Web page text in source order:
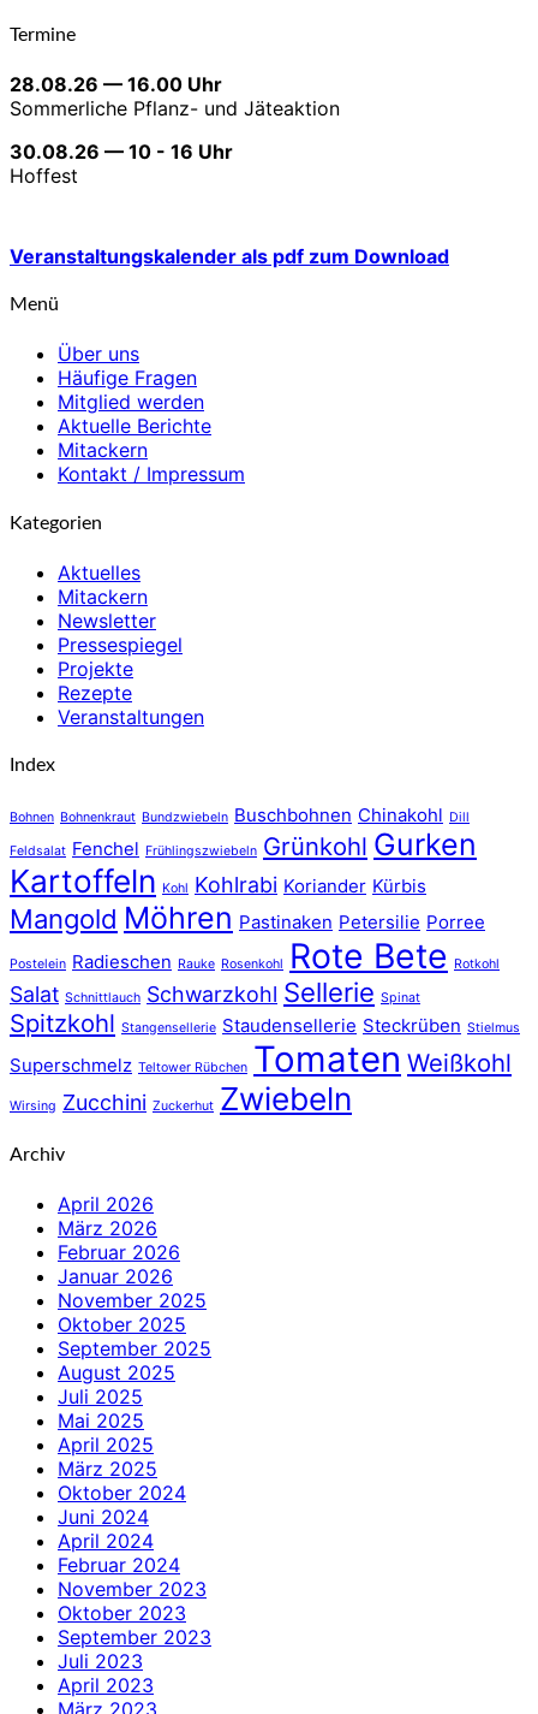
Termine
28.08.26 — 16.00 Uhr
Sommerliche Pflanz- und Jäteaktion
30.08.26 — 10 - 16 Uhr
Hoffest
Veranstaltungskalender als pdf zum Download
Menü
Über uns
Häufige Fragen
Mitglied werden
Aktuelle Berichte
Mitackern
Kontakt / Impressum
Kategorien
Aktuelles
Mitackern
Newsletter
Pressespiegel
Projekte
Rezepte
Veranstaltungen
Index
Bohnen Bohnenkraut Bundzwiebeln Buschbohnen Chinakohl Dill
Feldsalat Fenchel Frühlingszwiebeln Grünkohl Gurken
Kartoffeln Kohl Kohlrabi Koriander Kürbis
Mangold Möhren Pastinaken Petersilie Porree
Postelein Radieschen Rauke Rosenkohl Rote Bete Rotkohl
Salat Schnittlauch Schwarzkohl Sellerie Spinat
Spitzkohl Stangensellerie Staudensellerie Steckrüben Stielmus
Superschmelz Teltower Rübchen Tomaten Weißkohl
Wirsing Zucchini Zuckerhut Zwiebeln
Archiv
April 2026
März 2026
Februar 2026
Januar 2026
November 2025
Oktober 2025
September 2025
August 2025
Juli 2025
Mai 2025
April 2025
März 2025
Oktober 2024
Juni 2024
April 2024
Februar 2024
November 2023
Oktober 2023
September 2023
Juli 2023
April 2023
März 2023